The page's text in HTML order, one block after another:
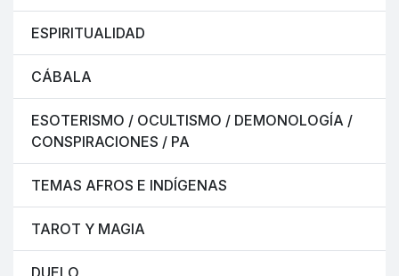
ESPIRITUALIDAD
CÁBALA
ESOTERISMO / OCULTISMO / DEMONOLOGÍA /
CONSPIRACIONES / PA
TEMAS AFROS E INDÍGENAS
TAROT Y MAGIA